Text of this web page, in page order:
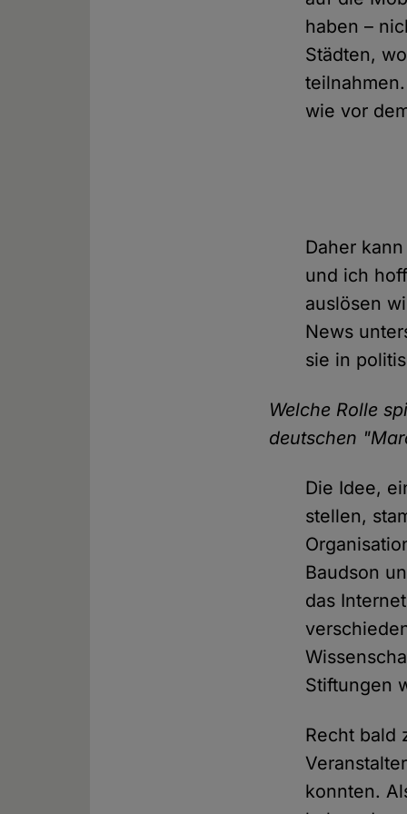
haben –
Städten,
wie vor
Daher
und ich
auslösen
News
sie in
Welche Rolle
deutschen
Die Idee,
stellen,
Baudson
das
Stiftungen
Recht bald
konnten.